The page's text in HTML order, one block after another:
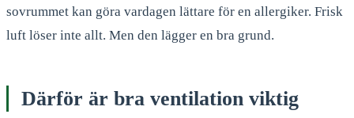
sovrummet kan göra vardagen lättare för en allergiker. Frisk
luft löser inte allt. Men den lägger en bra grund.
Därför är bra ventilation viktig